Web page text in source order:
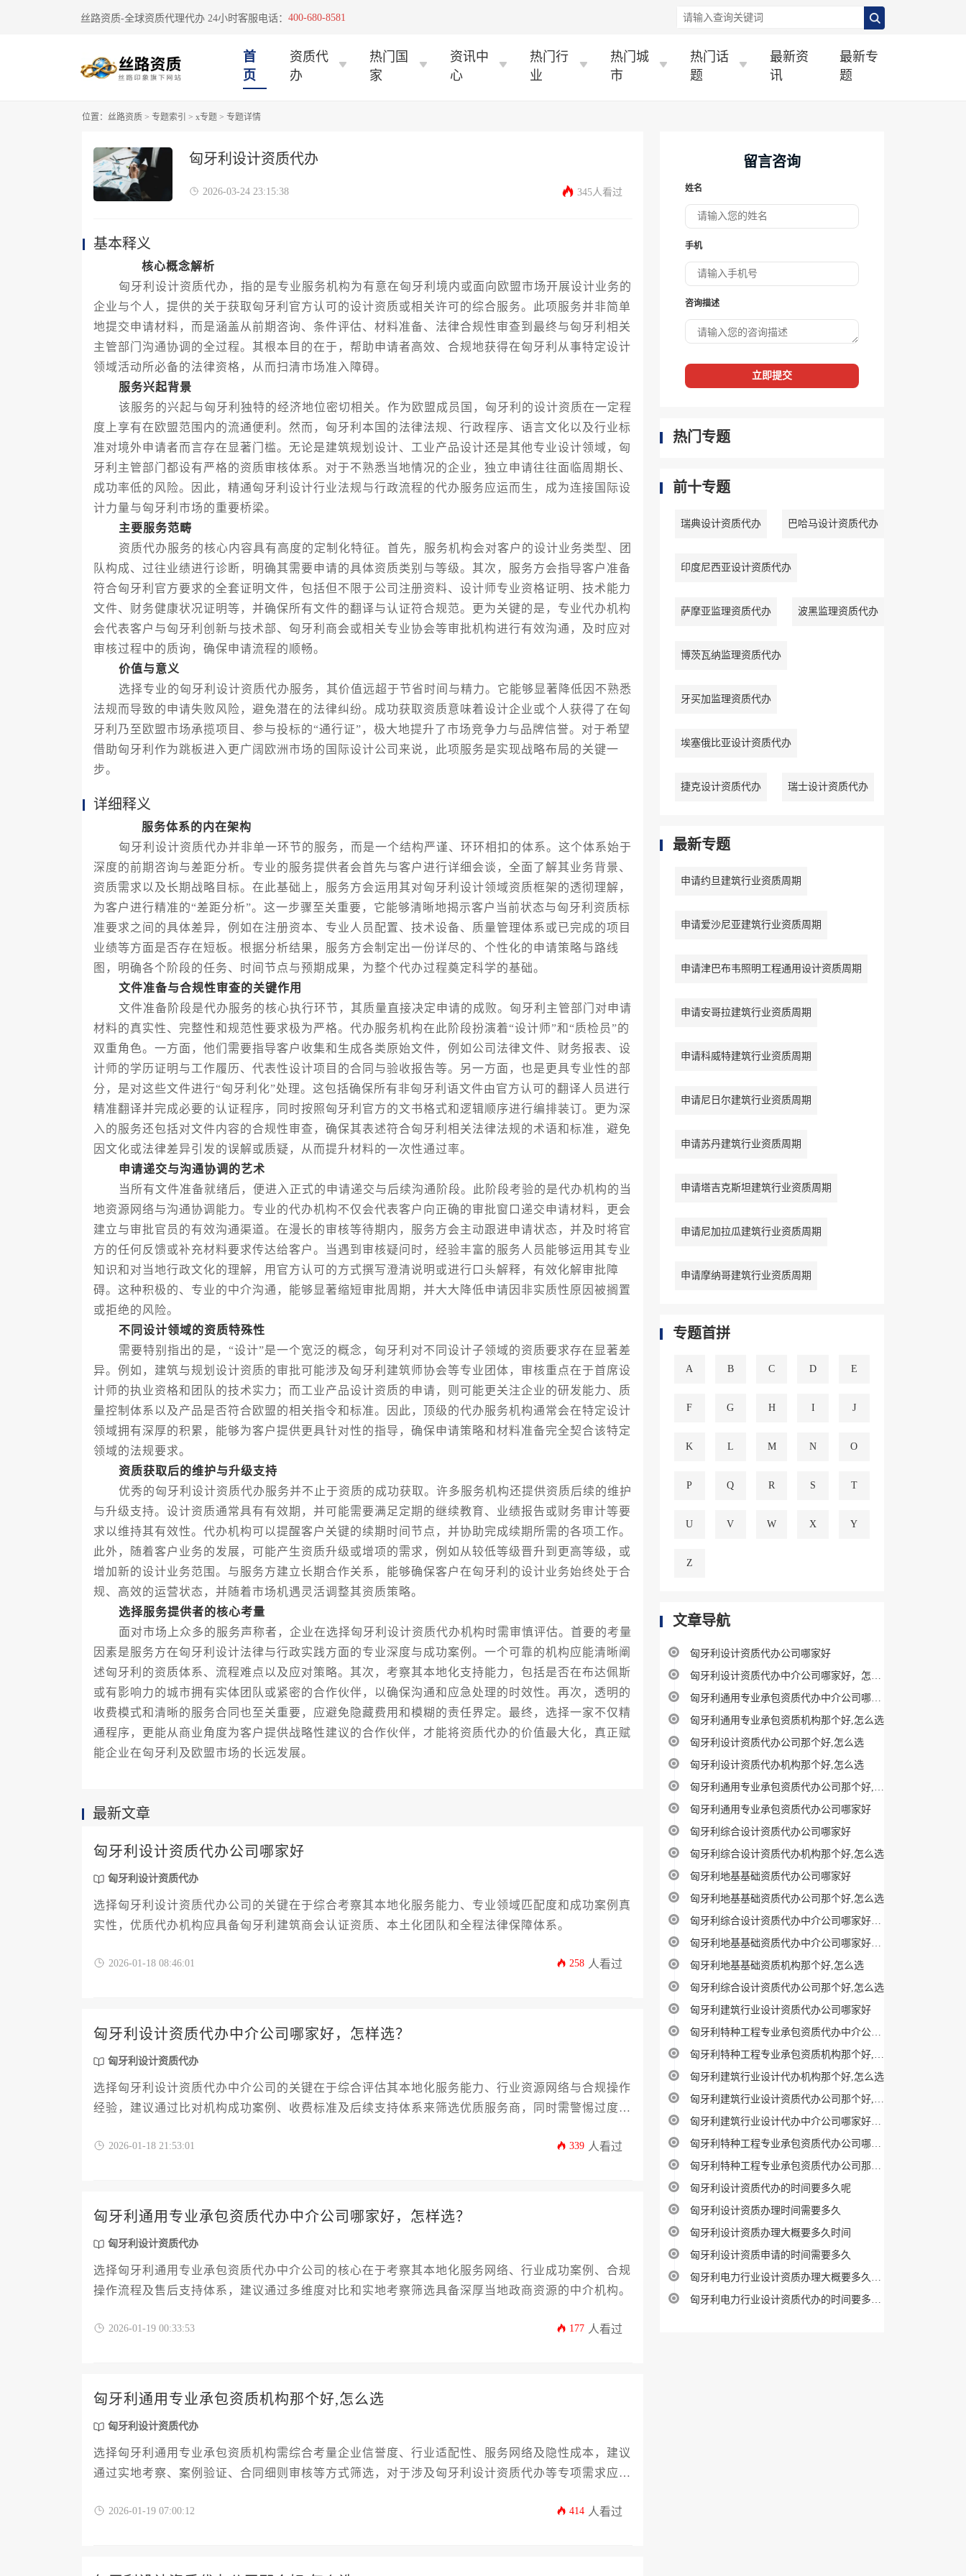
丝路资质-全球资质代理代办 24小时客服电话： 400-680-8581
首
页
资质代
办
热门国
家
资讯中
心
热门行
业
热门城
市
热门话
题
最新资
讯
最新专
题
位置： 丝路资质 > 专题索引 > x专题 > 专题详情
匈牙利设计资质代办
2026-03-24 23:15:38 345人看过
基本释义
核心概念解析
匈牙利设计资质代办，指的是专业服务机构为有意在匈牙利境内或面向欧盟市场开展设计业务的
企业与个人，提供的关于获取匈牙利官方认可的设计资质或相关许可的综合服务。此项服务并非简单
地提交申请材料，而是涵盖从前期咨询、条件评估、材料准备、法律合规性审查到最终与匈牙利相关
主管部门沟通协调的全过程。其根本目的在于，帮助申请者高效、合规地获得在匈牙利从事特定设计
领域活动所必备的法律资格，从而扫清市场准入障碍。
服务兴起背景
该服务的兴起与匈牙利独特的经济地位密切相关。作为欧盟成员国，匈牙利的设计资质在一定程
度上享有在欧盟范围内的流通便利。然而，匈牙利本国的法律法规、行政程序、语言文化以及行业标
准对境外申请者而言存在显著门槛。无论是建筑规划设计、工业产品设计还是其他专业设计领域，匈
牙利主管部门都设有严格的资质审核体系。对于不熟悉当地情况的企业，独立申请往往面临周期长、
成功率低的风险。因此，精通匈牙利设计行业法规与行政流程的代办服务应运而生，成为连接国际设
计力量与匈牙利市场的重要桥梁。
主要服务范畴
资质代办服务的核心内容具有高度的定制化特征。首先，服务机构会对客户的设计业务类型、团
队构成、过往业绩进行诊断，明确其需要申请的具体资质类别与等级。其次，服务方会指导客户准备
符合匈牙利官方要求的全套证明文件，包括但不限于公司注册资料、设计师专业资格证明、技术能力
文件、财务健康状况证明等，并确保所有文件的翻译与认证符合规范。更为关键的是，专业代办机构
会代表客户与匈牙利创新与技术部、匈牙利商会或相关专业协会等审批机构进行有效沟通，及时应对
审核过程中的质询，确保申请流程的顺畅。
价值与意义
选择专业的匈牙利设计资质代办服务，其价值远超于节省时间与精力。它能够显著降低因不熟悉
法规而导致的申请失败风险，避免潜在的法律纠纷。成功获取资质意味着设计企业或个人获得了在匈
牙利乃至欧盟市场承揽项目、参与投标的“通行证”，极大地提升了市场竞争力与品牌信誉。对于希望
借助匈牙利作为跳板进入更广阔欧洲市场的国际设计公司来说，此项服务是实现战略布局的关键一
步。
详细释义
服务体系的内在架构
匈牙利设计资质代办并非单一环节的服务，而是一个结构严谨、环环相扣的体系。这个体系始于
深度的前期咨询与差距分析。专业的服务提供者会首先与客户进行详细会谈，全面了解其业务背景、
资质需求以及长期战略目标。在此基础上，服务方会运用其对匈牙利设计领域资质框架的透彻理解，
为客户进行精准的“差距分析”。这一步骤至关重要，它能够清晰地揭示客户当前状态与匈牙利资质标
准要求之间的具体差异，例如在注册资本、专业人员配置、技术设备、质量管理体系或已完成的项目
业绩等方面是否存在短板。根据分析结果，服务方会制定出一份详尽的、个性化的申请策略与路线
图，明确各个阶段的任务、时间节点与预期成果，为整个代办过程奠定科学的基础。
文件准备与合规性审查的关键作用
文件准备阶段是代办服务的核心执行环节，其质量直接决定申请的成败。匈牙利主管部门对申请
材料的真实性、完整性和规范性要求极为严格。代办服务机构在此阶段扮演着“设计师”和“质检员”的
双重角色。一方面，他们需要指导客户收集和生成各类原始文件，例如公司法律文件、财务报表、设
计师的学历证明与工作履历、代表性设计项目的合同与验收报告等。另一方面，也是更具专业性的部
分，是对这些文件进行“匈牙利化”处理。这包括确保所有非匈牙利语文件由官方认可的翻译人员进行
精准翻译并完成必要的认证程序，同时按照匈牙利官方的文书格式和逻辑顺序进行编排装订。更为深
入的服务还包括对文件内容的合规性审查，确保其表述符合匈牙利相关法律法规的术语和标准，避免
因文化或法律差异引发的误解或质疑，从而提升材料的一次性通过率。
申请递交与沟通协调的艺术
当所有文件准备就绪后，便进入正式的申请递交与后续沟通阶段。此阶段考验的是代办机构的当
地资源网络与沟通协调能力。专业的代办机构不仅会代表客户向正确的审批窗口递交申请材料，更会
建立与审批官员的有效沟通渠道。在漫长的审核等待期内，服务方会主动跟进申请状态，并及时将官
方的任何反馈或补充材料要求传达给客户。当遇到审核疑问时，经验丰富的服务人员能够运用其专业
知识和对当地行政文化的理解，用官方认可的方式撰写澄清说明或进行口头解释，有效化解审批障
碍。这种积极的、专业的中介沟通，能够显著缩短审批周期，并大大降低申请因非实质性原因被搁置
或拒绝的风险。
不同设计领域的资质特殊性
需要特别指出的是，“设计”是一个宽泛的概念，匈牙利对不同设计子领域的资质要求存在显著差
异。例如，建筑与规划设计资质的审批可能涉及匈牙利建筑师协会等专业团体，审核重点在于首席设
计师的执业资格和团队的技术实力；而工业产品设计资质的申请，则可能更关注企业的研发能力、质
量控制体系以及产品是否符合欧盟的相关指令和标准。因此，顶级的代办服务机构通常会在特定设计
领域拥有深厚的积累，能够为客户提供更具针对性的指导，确保申请策略和材料准备完全契合该特定
领域的法规要求。
资质获取后的维护与升级支持
优秀的匈牙利设计资质代办服务并不止于资质的成功获取。许多服务机构还提供资质后续的维护
与升级支持。设计资质通常具有有效期，并可能需要满足定期的继续教育、业绩报告或财务审计等要
求以维持其有效性。代办机构可以提醒客户关键的续期时间节点，并协助完成续期所需的各项工作。
此外，随着客户业务的发展，可能产生资质升级或增项的需求，例如从较低等级晋升到更高等级，或
增加新的设计业务范围。与服务方建立长期合作关系，能够确保客户在匈牙利的设计业务始终处于合
规、高效的运营状态，并随着市场机遇灵活调整其资质策略。
选择服务提供者的核心考量
面对市场上众多的服务声称者，企业在选择匈牙利设计资质代办机构时需审慎评估。首要的考量
因素是服务方在匈牙利设计法律与行政实践方面的专业深度与成功案例。一个可靠的机构应能清晰阐
述匈牙利的资质体系、流程难点以及应对策略。其次，考察其本地化支持能力，包括是否在布达佩斯
或有影响力的城市拥有实体团队或紧密的合作伙伴，以确保沟通和应急处理的时效性。再次，透明的
收费模式和清晰的服务合同也至关重要，应避免隐藏费用和模糊的责任界定。最终，选择一家不仅精
通程序，更能从商业角度为客户提供战略性建议的合作伙伴，才能将资质代办的价值最大化，真正赋
能企业在匈牙利及欧盟市场的长远发展。
最新文章
匈牙利设计资质代办公司哪家好
匈牙利设计资质代办
选择匈牙利设计资质代办公司的关键在于综合考察其本地化服务能力、专业领域匹配度和成功案例真
实性，优质代办机构应具备匈牙利建筑商会认证资质、本土化团队和全程法律保障体系。
2026-01-18 08:46:01 258 人看过
匈牙利设计资质代办中介公司哪家好，怎样选？
匈牙利设计资质代办
选择匈牙利设计资质代办中介公司的关键在于综合评估其本地化服务能力、行业资源网络与合规操作
经验，建议通过比对机构成功案例、收费标准及后续支持体系来筛选优质服务商，同时需警惕过度承
2026-01-18 21:53:01 339 人看过
匈牙利通用专业承包资质代办中介公司哪家好，怎样选？
匈牙利设计资质代办
选择匈牙利通用专业承包资质代办中介公司的核心在于考察其本地化服务网络、行业成功案例、合规
操作流程及售后支持体系，建议通过多维度对比和实地考察筛选具备深厚当地政商资源的中介机构。
2026-01-19 00:33:53 177 人看过
匈牙利通用专业承包资质机构那个好,怎么选
匈牙利设计资质代办
选择匈牙利通用专业承包资质机构需综合考量企业信誉度、行业适配性、服务网络及隐性成本，建议
通过实地考察、案例验证、合同细则审核等方式筛选，对于涉及匈牙利设计资质代办等专项需求应优
2026-01-19 07:00:12 414 人看过
留言咨询
姓名
手机
咨询描述
立即提交
热门专题
前十专题
瑞典设计资质代办 巴哈马设计资质代办
印度尼西亚设计资质代办
萨摩亚监理资质代办 波黑监理资质代办
博茨瓦纳监理资质代办
牙买加监理资质代办
埃塞俄比亚设计资质代办
捷克设计资质代办 瑞士设计资质代办
最新专题
申请约旦建筑行业资质周期
申请爱沙尼亚建筑行业资质周期
申请津巴布韦照明工程通用设计资质周期
申请安哥拉建筑行业资质周期
申请科威特建筑行业资质周期
申请尼日尔建筑行业资质周期
申请苏丹建筑行业资质周期
申请塔吉克斯坦建筑行业资质周期
申请尼加拉瓜建筑行业资质周期
申请摩纳哥建筑行业资质周期
专题首拼
A B C D E
F G H I J
K L M N O
P Q R S T
U V W X Y
Z
文章导航
匈牙利设计资质代办公司哪家好
匈牙利设计资质代办中介公司哪家好，怎样选？
匈牙利通用专业承包资质代办中介公司哪家好，怎样选？
匈牙利通用专业承包资质机构那个好,怎么选
匈牙利设计资质代办公司那个好,怎么选
匈牙利设计资质代办机构那个好,怎么选
匈牙利通用专业承包资质代办公司那个好,怎么选
匈牙利通用专业承包资质代办公司哪家好
匈牙利综合设计资质代办公司哪家好
匈牙利综合设计资质代办机构那个好,怎么选
匈牙利地基基础资质代办公司哪家好
匈牙利地基基础资质代办公司那个好,怎么选
匈牙利综合设计资质代办中介公司哪家好，怎样选？
匈牙利地基基础资质代办中介公司哪家好，怎样选？
匈牙利地基基础资质机构那个好,怎么选
匈牙利综合设计资质代办公司那个好,怎么选
匈牙利建筑行业设计资质代办公司哪家好
匈牙利特种工程专业承包资质代办中介公司哪家好，怎样选？
匈牙利特种工程专业承包资质机构那个好,怎么选
匈牙利建筑行业设计代办机构那个好,怎么选
匈牙利建筑行业设计资质代办公司那个好,怎么选
匈牙利建筑行业设计代办中介公司哪家好，怎样选？
匈牙利特种工程专业承包资质代办公司哪家好
匈牙利特种工程专业承包资质代办公司那个好,怎么选
匈牙利设计资质代办的时间要多久呢
匈牙利设计资质办理时间需要多久
匈牙利设计资质办理大概要多久时间
匈牙利设计资质申请的时间需要多久
匈牙利电力行业设计资质办理大概要多久时间
匈牙利电力行业设计资质代办的时间要多久呢